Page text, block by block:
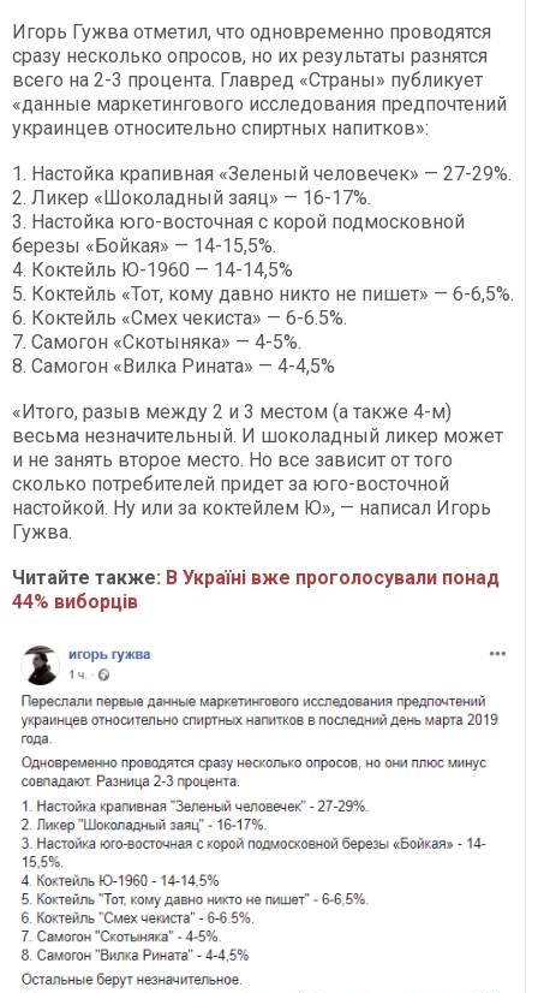
Игорь Гужва отметил, что одновременно проводятся
сразу несколько опросов, но их результаты разнятся
всего на 2-3 процента. Главред «Страны» публикует
«данные маркетингового исследования предпочтений
украинцев относительно спиртных напитков»:
1. Настойка крапивная «Зеленый человечек» — 27-29%.
2. Ликер «Шоколадный заяц» — 16-17%.
3. Настойка юго-восточная с корой подмосковной
березы «Бойкая» — 14-15,5%.
4. Коктейль Ю-1960 — 14-14,5%
5. Коктейль «Тот, кому давно никто не пишет» — 6-6,5%.
6. Коктейль «Смех чекиста» — 6-6.5%.
7. Самогон «Скотыняка» — 4-5%.
8. Самогон «Вилка Рината» — 4-4,5%
«Итого, разыв между 2 и 3 местом (а также 4-м)
весьма незначительный. И шоколадный ликер может
и не занять второе место. Но все зависит от того
сколько потребителей придет за юго-восточной
настойкой. Ну или за коктейлем Ю», — написал Игорь
Гужва.
Читайте также: В Україні вже проголосували понад
44% виборців